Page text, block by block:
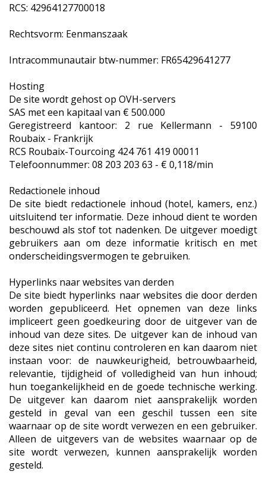
RCS: 42964127700018
Rechtsvorm: Eenmanszaak
Intracommunautair btw-nummer: FR65429641277
Hosting
De site wordt gehost op OVH-servers
SAS met een kapitaal van € 500.000
Geregistreerd kantoor: 2 rue Kellermann - 59100
Roubaix - Frankrijk
RCS Roubaix-Tourcoing 424 761 419 00011
Telefoonnummer: 08 203 203 63 - € 0,118/min
Redactionele inhoud
De site biedt redactionele inhoud (hotel, kamers, enz.)
uitsluitend ter informatie. Deze inhoud dient te worden
beschouwd als stof tot nadenken. De uitgever moedigt
gebruikers aan om deze informatie kritisch en met
onderscheidingsvermogen te gebruiken.
Hyperlinks naar websites van derden
De site biedt hyperlinks naar websites die door derden
worden gepubliceerd. Het opnemen van deze links
impliceert geen goedkeuring door de uitgever van de
inhoud van deze sites. De uitgever kan de inhoud van
deze sites niet continu controleren en kan daarom niet
instaan voor: de nauwkeurigheid, betrouwbaarheid,
relevantie, tijdigheid of volledigheid van hun inhoud;
hun toegankelijkheid en de goede technische werking.
De uitgever kan daarom niet aansprakelijk worden
gesteld in geval van een geschil tussen een site
waarnaar op de site wordt verwezen en een gebruiker.
Alleen de uitgevers van de websites waarnaar op de
site wordt verwezen, kunnen aansprakelijk worden
gesteld.